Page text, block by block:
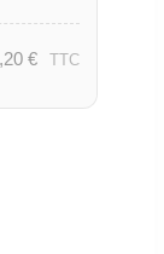
€ TTC